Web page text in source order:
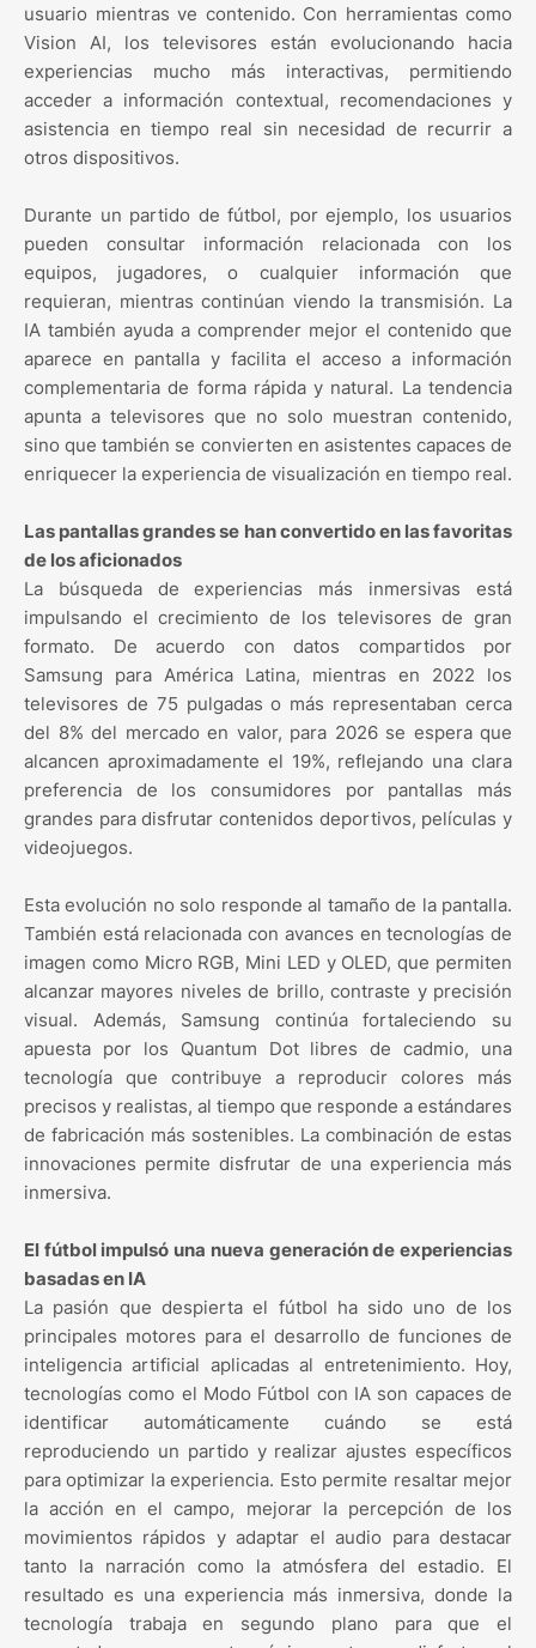
usuario mientras ve contenido. Con herramientas como
Vision AI, los televisores están evolucionando hacia
experiencias mucho más interactivas, permitiendo
acceder a información contextual, recomendaciones y
asistencia en tiempo real sin necesidad de recurrir a
otros dispositivos.
Durante un partido de fútbol, por ejemplo, los usuarios
pueden consultar información relacionada con los
equipos, jugadores, o cualquier información que
requieran, mientras continúan viendo la transmisión. La
IA también ayuda a comprender mejor el contenido que
aparece en pantalla y facilita el acceso a información
complementaria de forma rápida y natural. La tendencia
apunta a televisores que no solo muestran contenido,
sino que también se convierten en asistentes capaces de
enriquecer la experiencia de visualización en tiempo real.
Las pantallas grandes se han convertido en las favoritas
de los aficionados
La búsqueda de experiencias más inmersivas está
impulsando el crecimiento de los televisores de gran
formato. De acuerdo con datos compartidos por
Samsung para América Latina, mientras en 2022 los
televisores de 75 pulgadas o más representaban cerca
del 8% del mercado en valor, para 2026 se espera que
alcancen aproximadamente el 19%, reflejando una clara
preferencia de los consumidores por pantallas más
grandes para disfrutar contenidos deportivos, películas y
videojuegos.
Esta evolución no solo responde al tamaño de la pantalla.
También está relacionada con avances en tecnologías de
imagen como Micro RGB, Mini LED y OLED, que permiten
alcanzar mayores niveles de brillo, contraste y precisión
visual. Además, Samsung continúa fortaleciendo su
apuesta por los Quantum Dot libres de cadmio, una
tecnología que contribuye a reproducir colores más
precisos y realistas, al tiempo que responde a estándares
de fabricación más sostenibles. La combinación de estas
innovaciones permite disfrutar de una experiencia más
inmersiva.
El fútbol impulsó una nueva generación de experiencias
basadas en IA
La pasión que despierta el fútbol ha sido uno de los
principales motores para el desarrollo de funciones de
inteligencia artificial aplicadas al entretenimiento. Hoy,
tecnologías como el Modo Fútbol con IA son capaces de
identificar automáticamente cuándo se está
reproduciendo un partido y realizar ajustes específicos
para optimizar la experiencia. Esto permite resaltar mejor
la acción en el campo, mejorar la percepción de los
movimientos rápidos y adaptar el audio para destacar
tanto la narración como la atmósfera del estadio. El
resultado es una experiencia más inmersiva, donde la
tecnología trabaja en segundo plano para que el